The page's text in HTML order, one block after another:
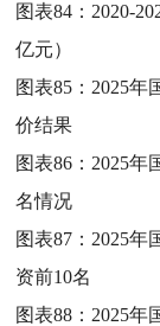
图表84： 2020-
亿元）
图表85： 2025年
价结果
图表86： 2025年
名情况
图表87： 2025年
资前10名
图表88： 2025年